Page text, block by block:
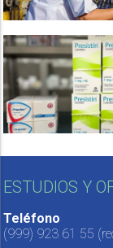
ESTUDIOS Y
Teléfono
(999) 923 61 55